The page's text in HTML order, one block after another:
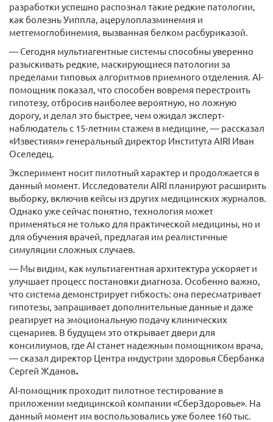
разработки успешно распознал такие редкие патологии,
как болезнь Уиппла, ацерулоплазминемия и
метгемоглобинемия, вызванная белком расбуриказой.
— Сегодня мультиагентные системы способны уверенно
разыскивать редкие, маскирующиеся патологии за
пределами типовых алгоритмов приемного отделения. AI-
помощник показал, что способен вовремя перестроить
гипотезу, отбросив наиболее вероятную, но ложную
дорогу, и делал это быстрее, чем ожидал эксперт-
наблюдатель с 15-летним стажем в медицине, — рассказал
«Известиям» генеральный директор Института AIRI Иван
Оселедец.
Эксперимент носит пилотный характер и продолжается в
данный момент. Исследователи AIRI планируют расширить
выборку, включив кейсы из других медицинских журналов.
Однако уже сейчас понятно, технология может
применяться не только для практической медицины, но и
для обучения врачей, предлагая им реалистичные
симуляции сложных случаев.
— Мы видим, как мультиагентная архитектура ускоряет и
улучшает процесс постановки диагноза. Особенно важно,
что система демонстрирует гибкость: она пересматривает
гипотезы, запрашивает дополнительные данные и даже
реагирует на эмоциональную подачу клинических
сценариев. В будущем это открывает двери для
консилиумов, где AI станет надежным помощником врача,
— сказал директор Центра индустрии здоровья Сбербанка
Сергей Жданов.
AI-помощник проходит пилотное тестирование в
приложении медицинской компании «СберЗдоровье». На
данный момент им воспользовались уже более 160 тыс.